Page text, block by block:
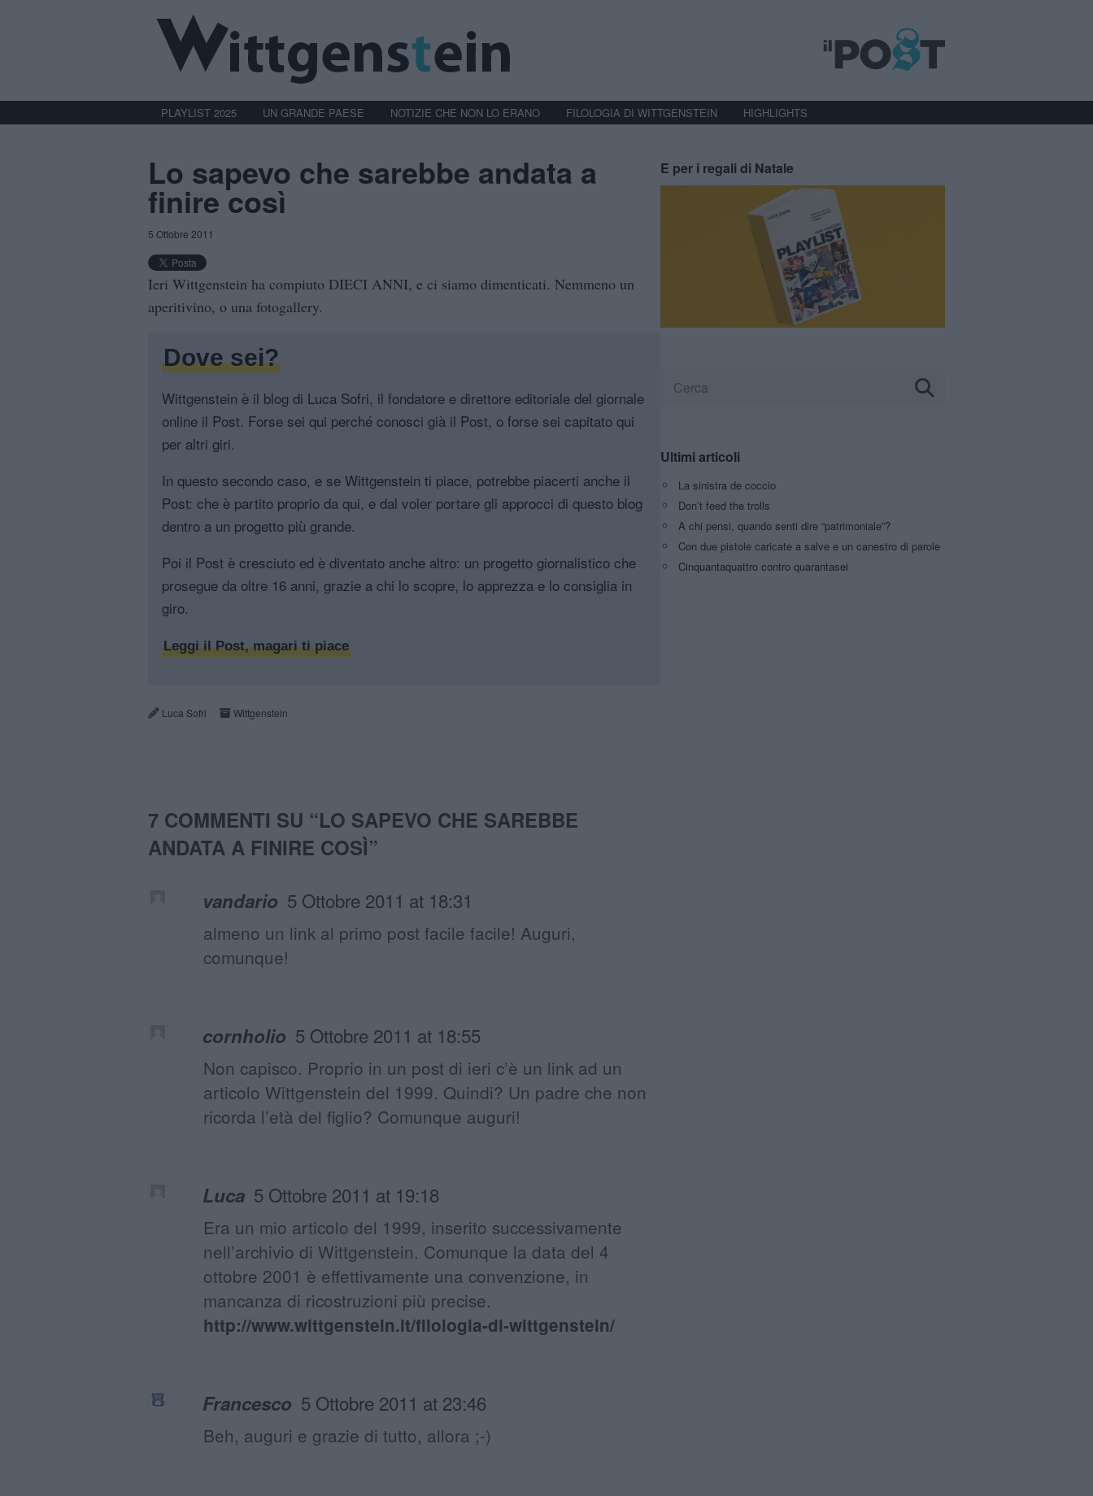
PLAYLIST 2025 UN GRANDE PAESE NOTIZIE CHE NON LO ERANO FILOLOGIA DI WITTGENSTEIN HIGHLIGHTS
Lo sapevo che sarebbe andata a
finire così
5 Ottobre 2011
Ieri Wittgenstein ha compiuto DIECI ANNI, e ci siamo dimenticati. Nemmeno un
aperitivino, o una fotogallery.
Dove sei?
Wittgenstein è il blog di Luca Sofri, il fondatore e direttore editoriale del giornale
online il Post. Forse sei qui perché conosci già il Post, o forse sei capitato qui
per altri giri.
In questo secondo caso, e se Wittgenstein ti piace, potrebbe piacerti anche il
Post: che è partito proprio da qui, e dal voler portare gli approcci di questo blog
dentro a un progetto più grande.
Poi il Post è cresciuto ed è diventato anche altro: un progetto giornalistico che
prosegue da oltre 16 anni, grazie a chi lo scopre, lo apprezza e lo consiglia in
giro.
Leggi il Post, magari ti piace
Luca Sofri Wittgenstein
7 COMMENTI SU “LO SAPEVO CHE SAREBBE
ANDATA A FINIRE COSÌ”
vandario 5 Ottobre 2011 at 18:31
almeno un link al primo post facile facile! Auguri,
comunque!
cornholio 5 Ottobre 2011 at 18:55
Non capisco. Proprio in un post di ieri c’è un link ad un
articolo Wittgenstein del 1999. Quindi? Un padre che non
ricorda l’età del figlio? Comunque auguri!
Luca 5 Ottobre 2011 at 19:18
Era un mio articolo del 1999, inserito successivamente
nell’archivio di Wittgenstein. Comunque la data del 4
ottobre 2001 è effettivamente una convenzione, in
mancanza di ricostruzioni più precise.
http://www.wittgenstein.it/filologia-di-wittgenstein/
Francesco 5 Ottobre 2011 at 23:46
Beh, auguri e grazie di tutto, allora ;-)
E per i regali di Natale
Ultimi articoli
La sinistra de coccio
Don’t feed the trolls
A chi pensi, quando senti dire “patrimoniale”?
Con due pistole caricate a salve e un canestro di parole
Cinquantaquattro contro quarantasei